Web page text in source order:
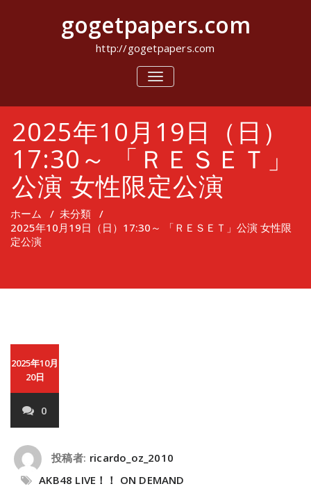
キ
gogetpapers.com
http://gogetpapers.com
ナ
ビ
シ
を
切
り
替
2025年10月19日（日）
17:30～ 「ＲＥＳＥＴ」
公演 女性限定公演
ホーム / 未分類 /
2025年10月19日（日）17:30～ 「ＲＥＳＥＴ」公演 女性限
定公演
2025年10月
20日
0
投稿者: ricardo_oz_2010
AKB48 LIVE！！ ON DEMAND